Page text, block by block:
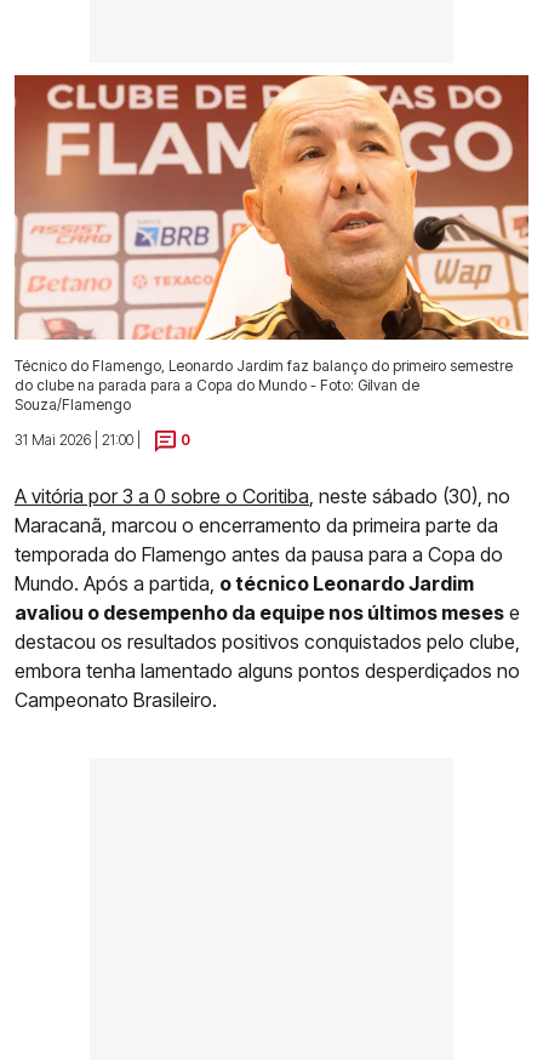
Técnico do Flamengo, Leonardo Jardim faz balanço do primeiro semestre
do clube na parada para a Copa do Mundo - Foto: Gilvan de
Souza/Flamengo
31 Mai 2026 | 21:00 |
0
A vitória por 3 a 0 sobre o Coritiba , neste sábado (30), no
Maracanã, marcou o encerramento da primeira parte da
temporada do Flamengo antes da pausa para a Copa do
Mundo. Após a partida, o técnico Leonardo Jardim
avaliou o desempenho da equipe nos últimos meses e
destacou os resultados positivos conquistados pelo clube,
embora tenha lamentado alguns pontos desperdiçados no
Campeonato Brasileiro.